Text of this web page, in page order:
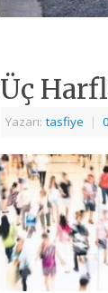
Üç
Yazarı:tasfiye |